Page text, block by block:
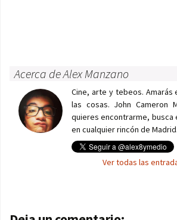
Acerca de Alex Manzano
Cine, arte y tebeos. Amarás
las cosas. John Cameron
quieres encontrarme, busca
en cualquier rincón de Madrid.
Ver todas las